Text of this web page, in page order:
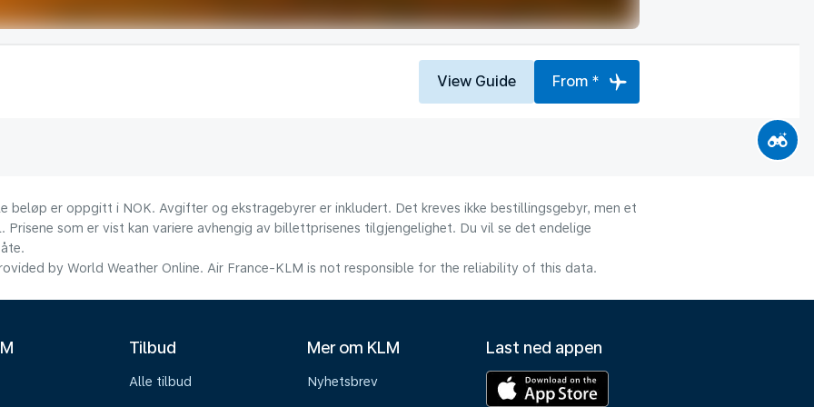
View Guide From *
beløp er oppgitt i NOK. Avgifter og ekstragebyrer er inkludert. Det kreves ikke bestillingsgebyr, men et
som er vist kan variere avhengig av billettprisenes tilgjengelighet. Du vil se det endelige
by World Weather Online. Air France-KLM is not responsible for the reliability of this data.
Tilbud
Alle tilbud
Mer om KLM
Nyhetsbrev
Last ned appen